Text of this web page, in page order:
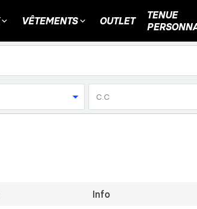
VÊTEMENTS OUTLET
TENUE
C.C
Info